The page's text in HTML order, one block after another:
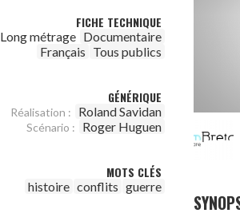
FICHE TECHNIQUE
Long métrage Documentaire
Français Tous publics
GÉNÉRIQUE
Réalisation : Roland Savidan
Scénario : Roger Huguen
MOTS CLÉS
histoire conflits guerre